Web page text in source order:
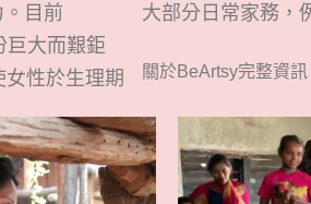
目前
巨大而艱鉅
性於生理期
大部分日常家務，
關於BeArtsy完整資訊